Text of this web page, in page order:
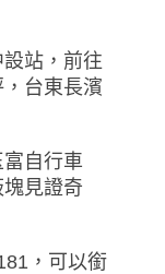
設站，前往
台東長濱
自行車
見證奇
，可以銜